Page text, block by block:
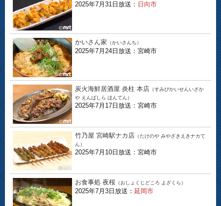
2025年7月31日放送： 日向市
かいさん家 （かいさんち）
2025年7月24日放送：宮崎市
炭火海鮮居酒屋 炎柱 本店 （すみびかいせんいざか
や えんばしら ほんてん）
2025年7月17日放送：宮崎市
竹乃屋 宮崎駅ナカ店 （たけのや みやざきえきナカて
ん）
2025年7月10日放送：宮崎市
お食事処 夜桜 （おしょくじどころ よざくら）
2025年7月3日放送： 延岡市